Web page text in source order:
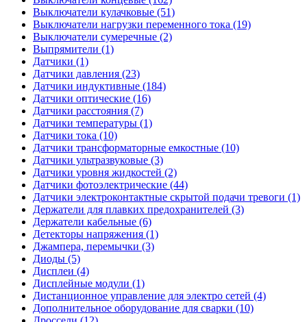
Выключатели кулачковые (51)
Выключатели нагрузки переменного тока (19)
Выключатели сумеречные (2)
Выпрямители (1)
Датчики (1)
Датчики давления (23)
Датчики индуктивные (184)
Датчики оптические (16)
Датчики расстояния (7)
Датчики температуры (1)
Датчики тока (10)
Датчики трансформаторные емкостные (10)
Датчики ультразвуковые (3)
Датчики уровня жидкостей (2)
Датчики фотоэлектрические (44)
Датчики электроконтактные скрытой подачи тревоги (1)
Держатели для плавких предохранителей (3)
Держатели кабельные (6)
Детекторы напряжения (1)
Джампера, перемычки (3)
Диоды (5)
Дисплеи (4)
Дисплейные модули (1)
Дистанционное управление для электро сетей (4)
Дополнительное оборудование для сварки (10)